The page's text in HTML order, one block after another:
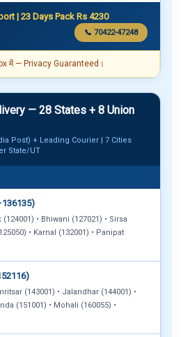
| 23 Days Pack Rs 4230
📞 70422-47248
में — Privacy Guaranteed।
— 28 States + 8 Union
Post) + Leading Courier | 7 Cities
State/UT
(124001) • Bhiwani (127021) • Sirsa
• Karnal (132001) • Panipat
(143001) • Jalandhar (144001) •
(151001) • Mohali (160055) •